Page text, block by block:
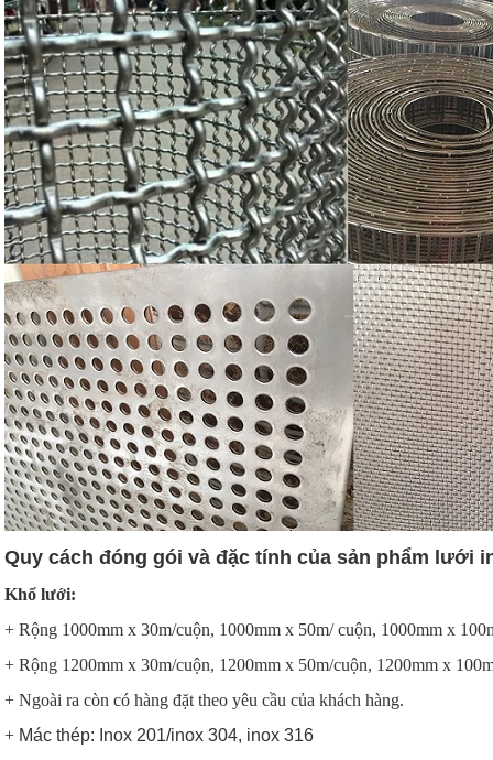
Quy cách đóng gói và đặc tính của sản phẩm lưới
Khổ lưới:
+ Rộng 1000mm x 30m/cuộn, 1000mm x 50m/ cuộn, 1000mm x
+ Rộng 1200mm x 30m/cuộn, 1200mm x 50m/cuộn, 1200mm x
+ Ngoài ra còn có hàng đặt theo yêu cầu của khách hàng.
+ Mác thép: Inox 201/inox 304, inox 316